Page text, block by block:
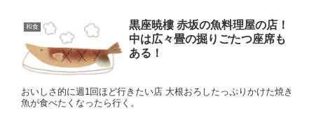
和食
黒座暁樓 赤坂の魚料理屋の店！
中は広々畳の掘りごたつ座席も
ある！
おいしさ的に週1回ほど行きたい店 大根おろしたっぷりかけた焼き
魚が食べたくなったら行く。